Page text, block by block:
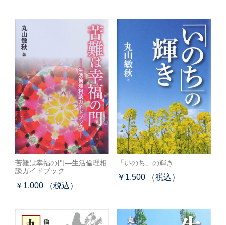
苦難は幸福の門―生活倫理相
談ガイドブック
￥1,000 （税込）
「いのち」の輝き
￥1,500 （税込）